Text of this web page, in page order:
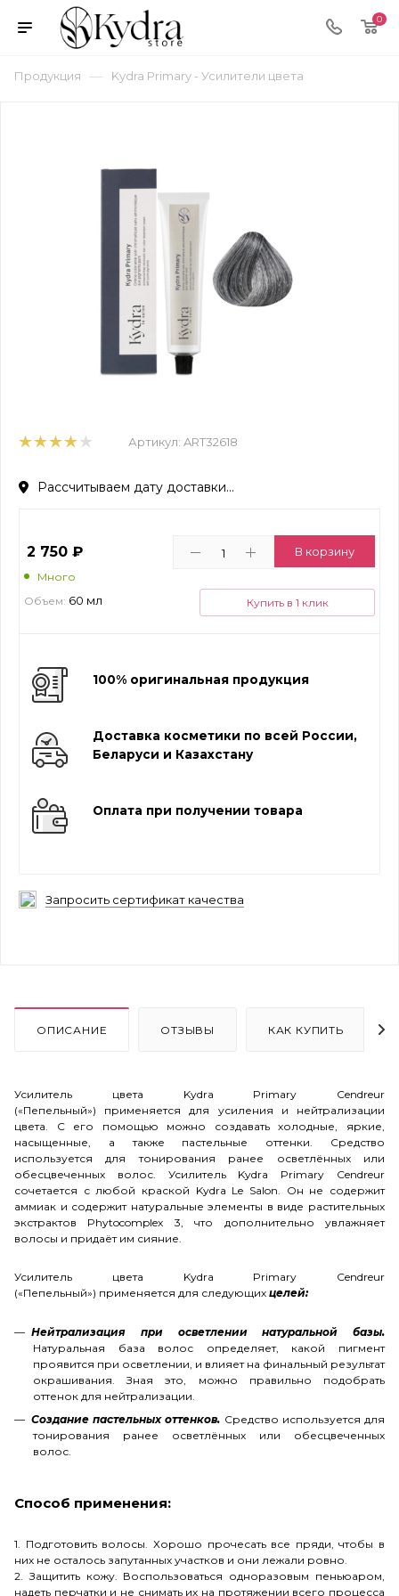
0
Продукция — Kydra Primary - Усилители цвета
Артикул: ART32618
Рассчитываем дату доставки...
2 750 ₽
Много
Объем: 60 мл
В корзину
Купить в 1 клик
100% оригинальная продукция
Доставка косметики по всей России,
Беларуси и Казахстану
Оплата при получении товара
Запросить сертификат качества
ОПИСАНИЕ ОТЗЫВЫ КАК КУПИТЬ
Усилитель цвета Kydra Primary Cendreur
(«Пепельный») применяется для усиления и нейтрализации
цвета. С его помощью можно создавать холодные, яркие,
насыщенные, а также пастельные оттенки. Средство
используется для тонирования ранее осветлённых или
обесцвеченных волос. Усилитель Kydra Primary Cendreur
сочетается с любой краской Kydra Le Salon. Он не содержит
аммиак и содержит натуральные элементы в виде растительных
экстрактов Phytocomplex 3, что дополнительно увлажняет
волосы и придаёт им сияние.
Усилитель цвета Kydra Primary Cendreur
(«Пепельный») применяется для следующих целей:
Нейтрализация при осветлении натуральной базы.
Натуральная база волос определяет, какой пигмент
проявится при осветлении, и влияет на финальный результат
окрашивания. Зная это, можно правильно подобрать
оттенок для нейтрализации.
Создание пастельных оттенков. Средство используется для
тонирования ранее осветлённых или обесцвеченных
волос.
Способ применения:
1. Подготовить волосы. Хорошо прочесать все пряди, чтобы в
них не осталось запутанных участков и они лежали ровно.
2. Защитить кожу. Воспользоваться одноразовым пеньюаром,
надеть перчатки и не снимать их на протяжении всего процесса